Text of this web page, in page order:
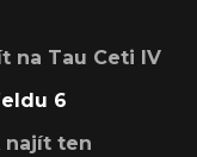
na Tau Ceti IV
6
najít ten